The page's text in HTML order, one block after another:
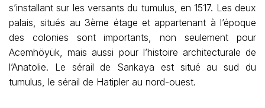
s’installant sur les versants du tumulus, en 1517. Les deux
palais, situés au 3ème étage et appartenant à l’époque
des colonies sont importants, non seulement pour
Acemhöyük, mais aussi pour l’histoire architecturale de
l’Anatolie. Le sérail de Sarıkaya est situé au sud du
tumulus, le sérail de Hatipler au nord-ouest.